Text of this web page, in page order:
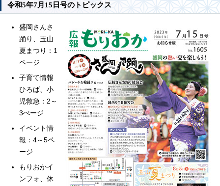
令和5年7月15日号のトピックス
盛岡さんさ
踊り、玉山
夏まつり：1
ページ
子育て情報
ひろば、小
児救急：2～
3ぺージ
イベント情
報：4～5ペ
ージ
もりおかイ
ンフォ、休